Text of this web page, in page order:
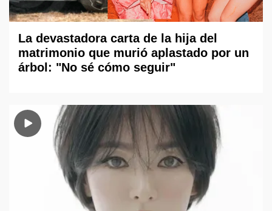
La devastadora carta de la hija del
matrimonio que murió aplastado por un
árbol: "No sé cómo seguir"